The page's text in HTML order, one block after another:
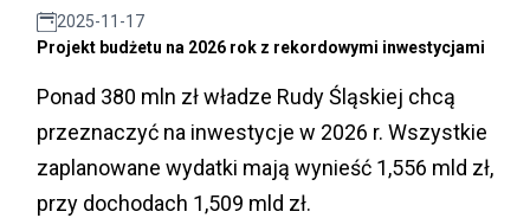
2025-11-17
Projekt budżetu na 2026 rok z rekordowymi inwestycjami
Ponad 380 mln zł władze Rudy Śląskiej chcą
przeznaczyć na inwestycje w 2026 r. Wszystkie
zaplanowane wydatki mają wynieść 1,556 mld zł,
przy dochodach 1,509 mld zł.